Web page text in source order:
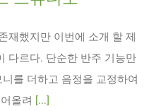
재했지만 이번에 소개 할 제
다르다. 단순한 반주 기능만
를 더하고 음정을 교정하여
올려 [...]